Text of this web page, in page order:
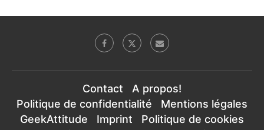
Contact
A propos!
Politique de confidentialité
Mentions légales
GeekAttitude
Imprint
Politique de cookies